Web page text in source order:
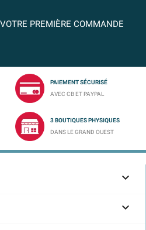
PREMIÈRE COMMANDE
PAIEMENT SÉCURISÉ
AVEC CB ET PAYPAL
3 BOUTIQUES PHYSIQUES
DANS LE GRAND OUEST

